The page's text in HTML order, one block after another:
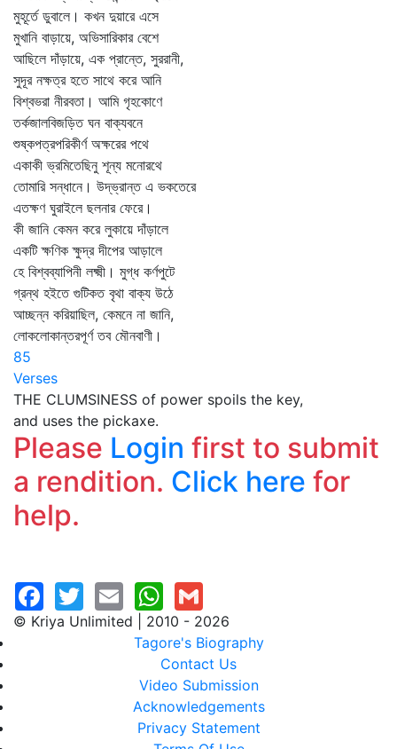
মুহূর্তে ডুবালে। কখন দুয়ারে এসে
মুখানি বাড়ায়ে, অভিসারিকার বেশে
আছিলে দাঁড়ায়ে, এক প্রান্তে, সুররানী,
সুদূর নক্ষত্র হতে সাথে করে আনি
বিশ্বভরা নীরবতা। আমি গৃহকোণে
তর্কজালবিজড়িত ঘন বাক্যবনে
শুষ্কপত্রপরিকীর্ণ অক্ষরের পথে
একাকী ভ্রমিতেছিনু শূন্য মনোরথে
তোমারি সন্ধানে। উদ্‌ভ্রান্ত এ ভকতেরে
এতক্ষণ ঘুরাইলে ছলনার ফেরে।
কী জানি কেমন করে লুকায়ে দাঁড়ালে
একটি ক্ষণিক ক্ষুদ্র দীপের আড়ালে
হে বিশ্বব্যাপিনী লক্ষ্মী। মুগ্ধ কর্ণপুটে
গ্রন্থ হইতে গুটিকত বৃথা বাক্য উঠে
আচ্ছন্ন করিয়াছিল, কেমনে না জানি,
লোকলোকান্তরপূর্ণ তব মৌনবাণী।
85
Verses
THE CLUMSINESS of power spoils the key,
and uses the pickaxe.
Please Login first to submit
a rendition. Click here for
help.
© Kriya Unlimited | 2010 - 2026
Tagore's Biography
Contact Us
Video Submission
Acknowledgements
Privacy Statement